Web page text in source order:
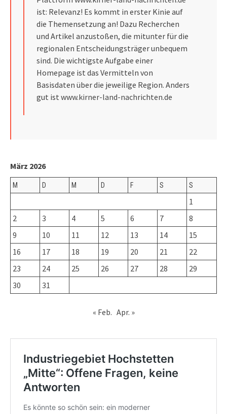
ist: Relevanz! Es kommt in erster Kinie auf
die Themensetzung an! Dazu Recherchen
und Artikel anzustoßen, die mitunter für die
regionalen Entscheidungsträger unbequem
sind. Die wichtigste Aufgabe einer
Homepage ist das Vermitteln von
Basisdaten über die jeweilige Region. Anders
gut ist www.kirner-land-nachrichten.de
März 2026
M D M D F S S
1
2
3 4 5 6 7
8
9
10 11 12 13 14
15
16
17 18 19 20 21
22
23
24 25 26 27 28
29
30
31
« Feb. Apr. »